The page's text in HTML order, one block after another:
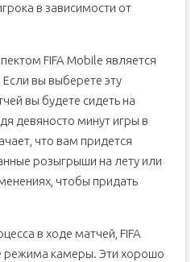
в зависимости от
FIFA Mobile является
вы выберете эту
вы будете сидеть на
девяносто минут игры в
что вам придется
розыгрыши на лету или
чтобы придать
в ходе матчей, FIFA
режима камеры. Эти хорошо